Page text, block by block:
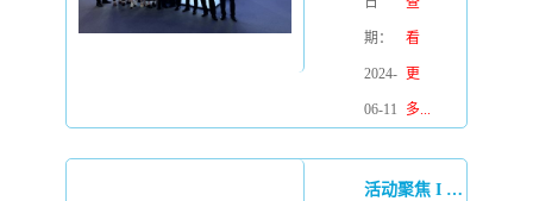
州，起于苏
州新区火车
站...
下帷幕。作
为照明及
LED产业风
光亚展规模
明盛会—第
29届广州国
际照明展览
光亚展）在
期：
2024-
06-11
看
更
多...
活动聚焦 I BOKE受邀参加Zhaga应用和标准解读研讨会